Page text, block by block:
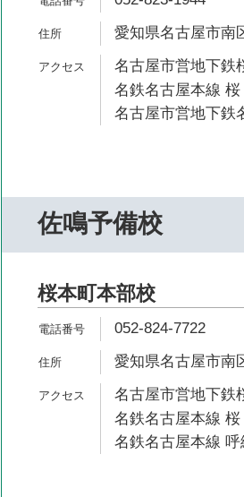
愛知県名古屋市南
名古屋市営地下鉄
名鉄名古屋本線
名古屋市営地下鉄
佐鳴予備校
桜本町本部校
052-824-7722
愛知県名古屋市南
名古屋市営地下鉄
名鉄名古屋本線
名鉄名古屋本線